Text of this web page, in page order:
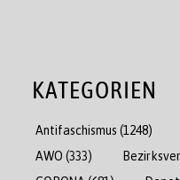
KATEGORIEN
Antifaschismus (1248)
AWO (333)